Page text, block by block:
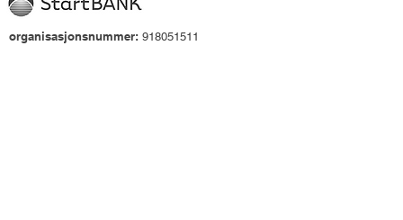
organisasjonsnummer: 918051511